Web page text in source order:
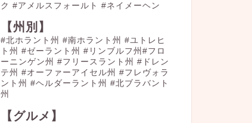
ク #アメルスフォールト #ネイメーヘン
【州別】
#北ホラント州 #南ホラント州 #ユトレヒ
ト州 #ゼーラント州 #リンブルフ州#フロ
ーニンゲン州 #フリースラント州 #ドレン
テ州 #オーファーアイセル州 #フレヴォラ
ント州 #ヘルダーラント州 #北ブラバント
州
【グルメ】